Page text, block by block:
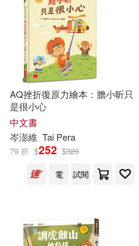
AQ挫折復原力繪本：膽小昕只
是很小心
中文書
岑澎維 Tai Pera
79 折 $252 $320
電
試閱